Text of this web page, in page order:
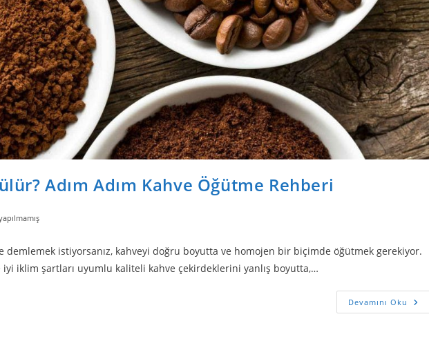
Adım Adım Kahve Öğütme Rehberi
demlemek istiyorsanız, kahveyi doğru boyutta ve homojen bir biçimde öğütmek gerekiyor.
iyi iklim şartları uyumlu kaliteli kahve çekirdeklerini yanlış boyutta,…
Devamını Oku